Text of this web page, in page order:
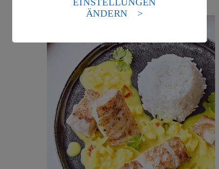
Standards nicht angemessenen Datenschutzniveau an.
Es besteht das Risiko eines Zugriffs durch US-
Informationen zum Herausgeber der Seite findest du
Impressum
ÄNDERN